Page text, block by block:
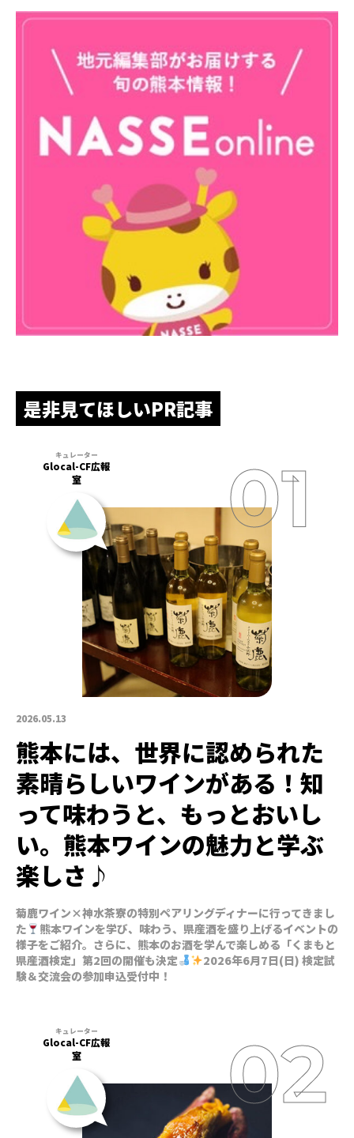
是非見てほしいPR記事
2026.05.13
Glocal-CF広報
室
熊本には、世界に認められた
素晴らしいワインがある！知
って味わうと、もっとおいし
い。熊本ワインの魅力と学ぶ
楽しさ♪
菊鹿ワイン×神水茶寮の特別ペアリングディナーに行ってきまし
た
熊本ワインを学び、味わう、県産酒を盛り上げるイベントの
様子をご紹介。さらに、熊本のお酒を学んで楽しめる「くまもと
県産酒検定」第2回の開催も決定
2026年6月7日(日) 検定試
験＆交流会の参加申込受付中！
Glocal-CF広報
室